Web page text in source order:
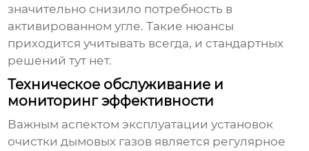
значительно снизило потребность в
активированном угле. Такие нюансы
приходится учитывать всегда, и стандартных
решений тут нет.
Техническое обслуживание и
мониторинг эффективности
Важным аспектом эксплуатацииустановок
очистки дымовых газов является регулярное